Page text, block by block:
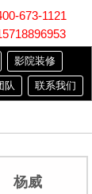
673-1121
影院装修
队 联系我们
杨威